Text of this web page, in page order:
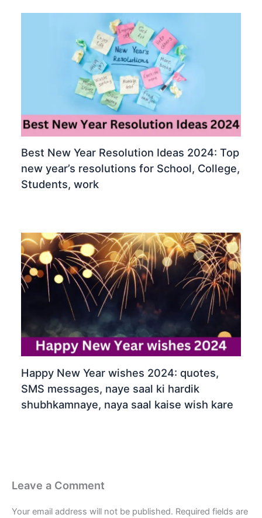
Best New Year Resolution Ideas 2024: Top
new year’s resolutions for School, College,
Students, work
Happy New Year wishes 2024: quotes,
SMS messages, naye saal ki hardik
shubhkamnaye, naya saal kaise wish kare
Leave a Comment
Your email address will not be published. Required fields are